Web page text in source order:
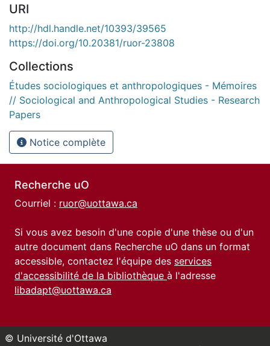
URI
http://hdl.handle.net/10393/39565
https://doi.org/10.20381/ruor-23808
Collections
Études sociologiques et anthropologiques - Mémoires
// Sociological and Anthropological Studies - Research
Papers
Notice complète
Recherche uO
Courriel : ruor@uottawa.ca
Si vous avez besoin d'une copie d'une thèse ou d'un
autre document dans Recherche uO dans un format
accessible, contactez l'équipe des services
d'accessibilité de la bibliothèque à l'adresse
libadapt@uottawa.ca
© Université d'Ottawa